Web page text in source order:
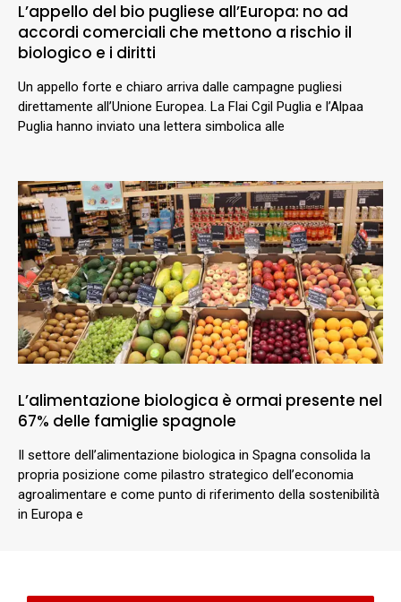
L’appello del bio pugliese all’Europa: no ad
accordi comerciali che mettono a rischio il
biologico e i diritti
Un appello forte e chiaro arriva dalle campagne pugliesi
direttamente all’Unione Europea. La Flai Cgil Puglia e l’Alpaa
Puglia hanno inviato una lettera simbolica alle
L’alimentazione biologica è ormai presente nel
67% delle famiglie spagnole
Il settore dell’alimentazione biologica in Spagna consolida la
propria posizione come pilastro strategico dell’economia
agroalimentare e come punto di riferimento della sostenibilità
in Europa e